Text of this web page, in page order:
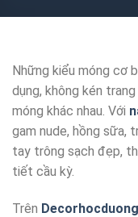
Những kiểu móng cơ
dụng, không kén
móng khác nhau. Với
gam nude, hồng sữa,
tay trông sạch đẹp,
tiết cầu kỳ.
Trên Decorhocduong